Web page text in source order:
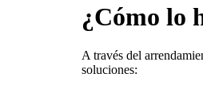
¿Cómo lo
A través del
soluciones: